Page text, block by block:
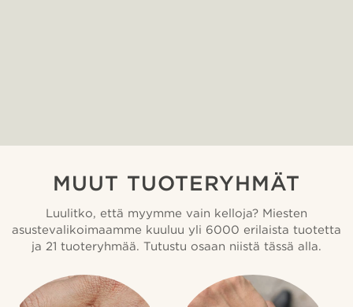
MUUT TUOTERYHMÄT
Luulitko, että myymme vain kelloja? Miesten
asustevalikoimaamme kuuluu yli 6000 erilaista tuotetta
ja 21 tuoteryhmää. Tutustu osaan niistä tässä alla.